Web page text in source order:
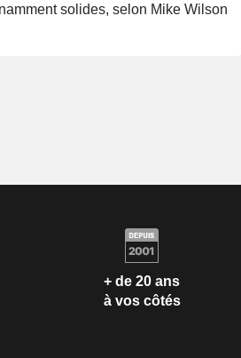
solides, selon Mike Wilson
+ de 20 ans
à vos côtés